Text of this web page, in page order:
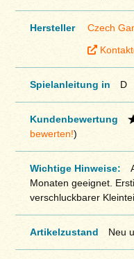
Hersteller Czech
Spielanleitung in D
Kundenbewertung
bewerten!)
Wichtige Hinweise:
Monaten geeignet.
verschluckbarer
Artikelzustand Neu